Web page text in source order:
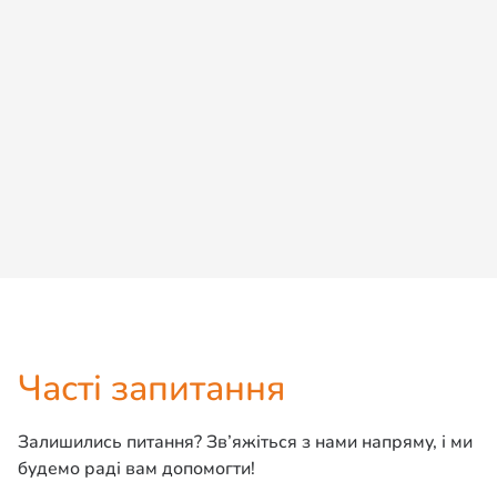
Часті запитання
Залишились питання? Зв’яжіться з нами напряму, і ми
будемо раді вам допомогти!